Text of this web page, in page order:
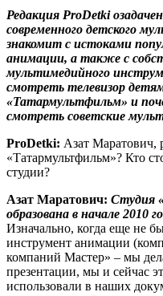
Редакция ProDetki
современного детского
знакомит с истоками
анимации, а также с
мультимедийного
смотреть телевизор
«Татармультфильм» и
смотреть советские
ProDetki: Азат Маратович,
«Татармультфильм»? Кто
студии?
Азат Маратович: Студия
образована в начале 2010
Изначально, когда еще не
инструмент анимации
компаний Мастер» – мы
презентации, мы и сейчас
использовали в наших